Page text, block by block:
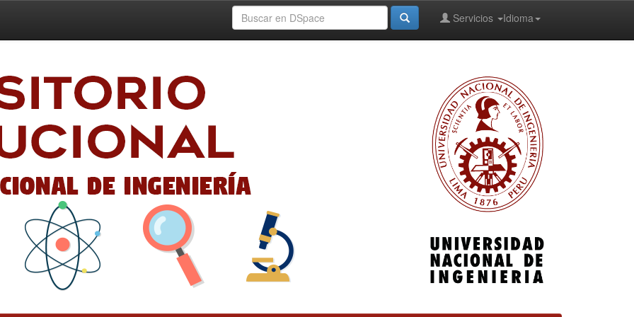
Idioma
Servicios